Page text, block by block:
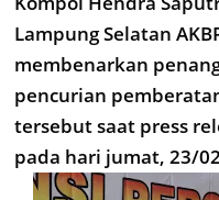
Lampung Selatan
membenarkan
pencurian
tersebut saat press
pada hari jumat, 23/